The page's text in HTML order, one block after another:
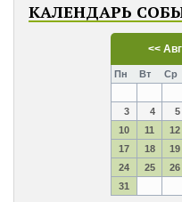
КАЛЕНДАРЬ
<<
Пн Вт Ср
3
4 5
10
11 12
17
18 19
24
25 26
31